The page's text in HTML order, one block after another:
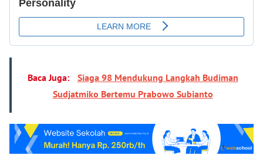
Baca Juga:
Siaga 98 Mendukung Langkah Budiman
Sudjatmiko Bertemu Prabowo Subianto